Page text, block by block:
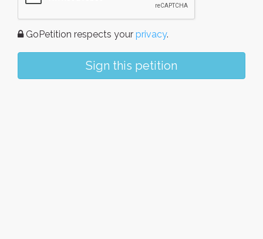
GoPetition respects your privacy.
Sign this petition